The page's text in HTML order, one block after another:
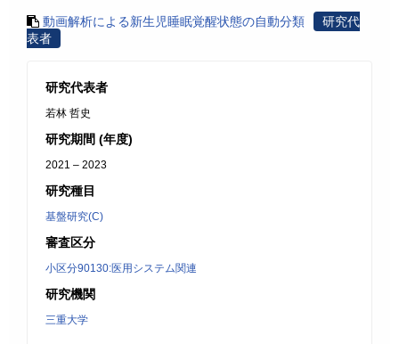
動画解析による新生児睡眠覚醒状態の自動分類
研究代
表者
研究代表者
若林 哲史
研究期間 (年度)
2021 – 2023
研究種目
基盤研究(C)
審査区分
小区分90130:医用システム関連
研究機関
三重大学